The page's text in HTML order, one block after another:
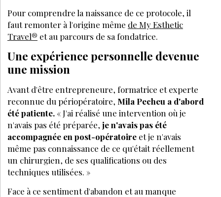
Pour comprendre la naissance de ce protocole, il
faut remonter à l'origine même de My Esthetic
Travel® et au parcours de sa fondatrice.
Une expérience personnelle devenue
une mission
Avant d'être entrepreneure, formatrice et experte
reconnue du périopératoire, Mila Pecheu a d'abord
été patiente.« J'ai réalisé une intervention où je
n'avais pas été préparée, je n'avais pas été
accompagnée en post-opératoire et je n'avais
même pas connaissance de ce qu'était réellement
un chirurgien, de ses qualifications ou des
techniques utilisées. »
Face à ce sentiment d'abandon et au manque